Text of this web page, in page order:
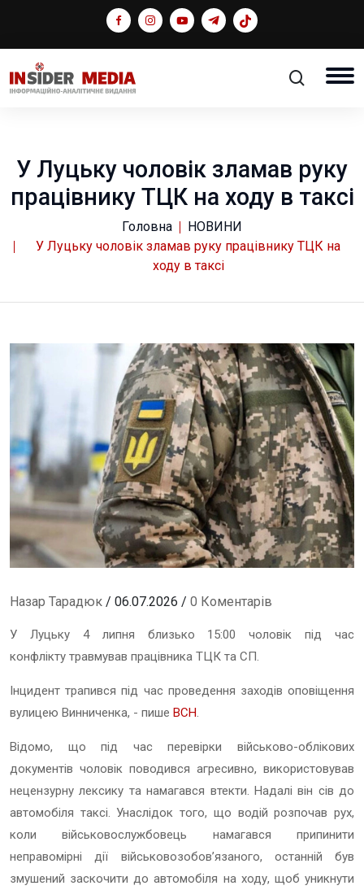
У Луцьку чоловік зламав руку
працівнику ТЦК на ходу в таксі
Головна
НОВИНИ
У Луцьку чоловік зламав руку працівнику ТЦК на
ходу в таксі
Назар Тарадюк / 06.07.2026 / 0 Коментарів
У Луцьку 4 липня близько 15:00 чоловік під час
конфлікту травмував працівника ТЦК та СП.
Інцидент трапився під час проведення заходів оповіщення
вулицею Винниченка, - пише ВСН.
Відомо, що під час перевірки військово-облікових
документів чоловік поводився агресивно, використовував
нецензурну лексику та намагався втекти. Надалі він сів до
автомобіля таксі. Унаслідок того, що водій розпочав рух,
коли військовослужбовець намагався припинити
неправомірні дії військовозобов’язаного, останній був
змушений заскочити до автомобіля на ходу, щоб уникнути